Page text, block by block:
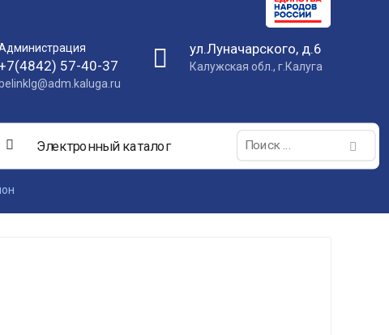
57-40-37
belinklg@adm.kaluga.ru
ул.Луначарского, д.6
Калужская обл., г.Калуга
Электронный каталог
Поиск: